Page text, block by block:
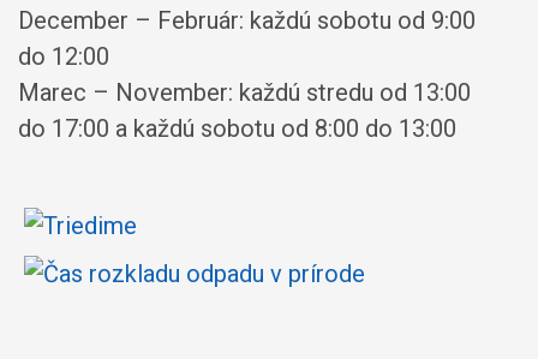
December – Február: každú sobotu od 9:00
do 12:00
Marec – November: každú stredu od 13:00
do 17:00 a každú sobotu od 8:00 do 13:00